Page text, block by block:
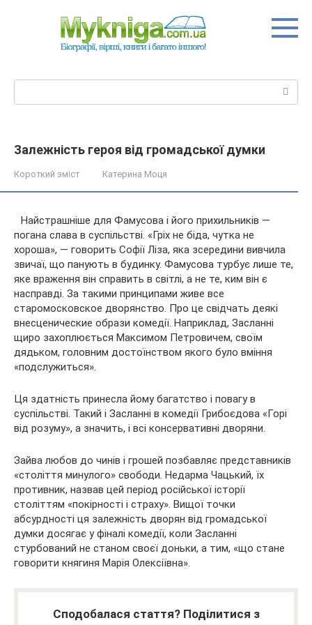
Залежність героя від громадської думки
Короткий зміст Катерина Моця
Найстрашніше для Фамусова і його прихильників —
погана слава в суспільстві. «Гріх не біда, чутка не
хороша», — говорить Софії Ліза, яка зсередини вивчила
звичаї, що панують в будинку. Фамусова турбує лише те,
яке враження він справить в світлі, а не те, ким він є
насправді. За такими принципами живе все
старомосковское дворянство. Про це свідчать деякі
внесценические образи комедії. Наприклад, Засланні
щиро захоплюється Максимом Петровичем, своїм
дядьком, головним достоїнством якого було вміння
«подслужиться».
Ця здатність принесла йому багатство і повагу в
суспільстві. Такий і Засланні в комедії Грибоєдова «Горі
від розуму», а значить, і всі консервативні дворяни.
Зайва любов до чинів і грошей позбавляє представників
«століття минулого» свободи. Недарма Чацький, їх
противник, назвав цей період російської історії
століттям «покірності і страху». Вищої точки
абсурдності ця залежність дворян від громадської
думки досягає у фіналі комедії, коли Засланні
стурбований не станом своєї доньки, а тим, «що стане
говорити княгиня Марія Олексіївна».
Сподобалася стаття? Поділитися з